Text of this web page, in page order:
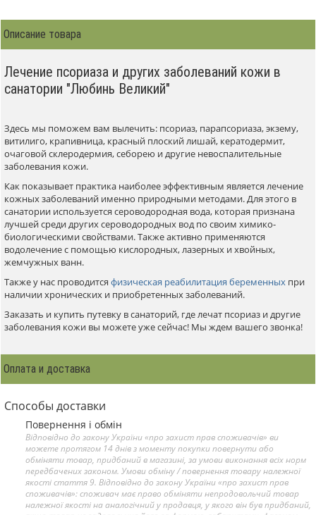
Описание товара
Лечение псориаза и других заболеваний кожи в
санатории "Любинь Великий"
Здесь мы поможем вам вылечить: псориаз, парапсориаза, экзему,
витилиго, крапивница, красный плоский лишай, кератодермит,
очаговой склеродермия, себорею и другие невоспалительные
заболевания кожи.
Как показывает практика наиболее эффективным является лечение
кожных заболеваний именно природными методами. Для этого в
санатории используется сероводородная вода, которая признана
лучшей среди других сероводородных вод по своим химико-
биологическими свойствами. Также активно применяются
водолечение с помощью кислородных, лазерных и хвойных,
жемчужных ванн.
Также у нас проводится физическая реабилитация беременных при
наличии хронических и приобретенных заболеваний.
Заказать и купить путевку в санаторий, где лечат псориаз и другие
заболевания кожи вы можете уже сейчас! Мы ждем вашего звонка!
Оплата и доставка
Способы доставки
Повернення і обмін
Відповідно до закону України «про захист прав споживачів» ви
можете протягом 14 днів з моменту покупки повернути або
обміняти товар, придбаний в магазині, за умови виконання всіх норм
передбачених законом. Умови обміну / повернення товару належної
якості стаття 9. Відповідно до закону України «про захист прав
споживачів»: споживач має право обміняти непродовольчий товар
належної якості на аналогічний у продавця, у якого він був придбаний,